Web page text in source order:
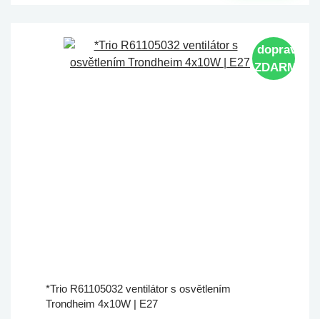
doprava
ZDARMA
*Trio R61105032 ventilátor s osvětlením
Trondheim 4x10W | E27